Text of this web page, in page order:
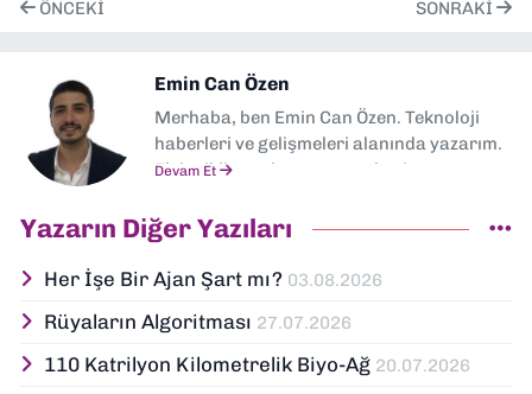
ÖNCEKI SONRAKI
Emin Can Özen
Merhaba, ben Emin Can Özen. Teknoloji
haberleri ve gelişmeleri alanında yazarım.
Elektrikli araçlar, yapay zeka, inovasyon ve
konular arasında yer alıyor.
Dokuzeylul.com’da yazar olarak görev
yapıyorum. Güncel olayları tarafsız,
alıyor; İzmir’den teknoloji dünyasına dair
yorumlarımı paylaşıyorum. Takipte kalın!
Devam Et
Yazarın Diğer Yazıları
Her İşe Bir Ajan Şart mı? 03.08.2026
Rüyaların Algoritması 27.07.2026
110 Katrilyon Kilometrelik Biyo-Ağ 20.07.2026